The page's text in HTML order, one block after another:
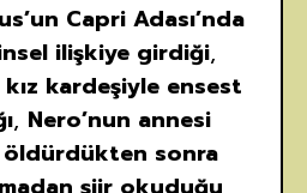
Capri Adası’nda
ilişkiye girdiği,
kız kardeşiyle ensest
, Nero’nun annesi
öldürdükten sonra